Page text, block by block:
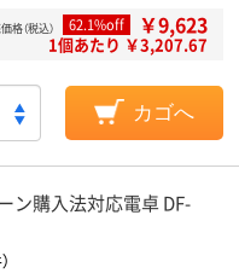
格（税込） 62.1%off ￥9,623
1個あたり ￥3,207.67
カゴへ
ン購入法対応電卓 DF-